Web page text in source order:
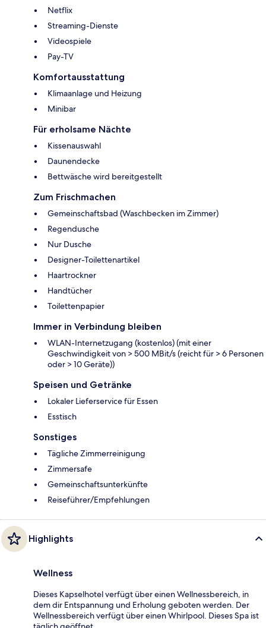
Netflix
Streaming-Dienste
Videospiele
Pay-TV
Komfortausstattung
Klimaanlage und Heizung
Minibar
Für erholsame Nächte
Kissenauswahl
Daunendecke
Bettwäsche wird bereitgestellt
Zum Frischmachen
Gemeinschaftsbad (Waschbecken im Zimmer)
Regendusche
Nur Dusche
Designer-Toilettenartikel
Haartrockner
Handtücher
Toilettenpapier
Immer in Verbindung bleiben
WLAN-Internetzugang (kostenlos) (mit einer
Geschwindigkeit von > 500 MBit/s (reicht für > 6 Personen
oder > 10 Geräte))
Speisen und Getränke
Lokaler Lieferservice für Essen
Esstisch
Sonstiges
Tägliche Zimmerreinigung
Zimmersafe
Gemeinschaftsunterkünfte
Reiseführer/Empfehlungen
Highlights
Wellness
Dieses Kapselhotel verfügt über einen Wellnessbereich, in
dem dir Entspannung und Erholung geboten werden. Der
Wellnessbereich verfügt über einen Whirlpool. Dieses Spa ist